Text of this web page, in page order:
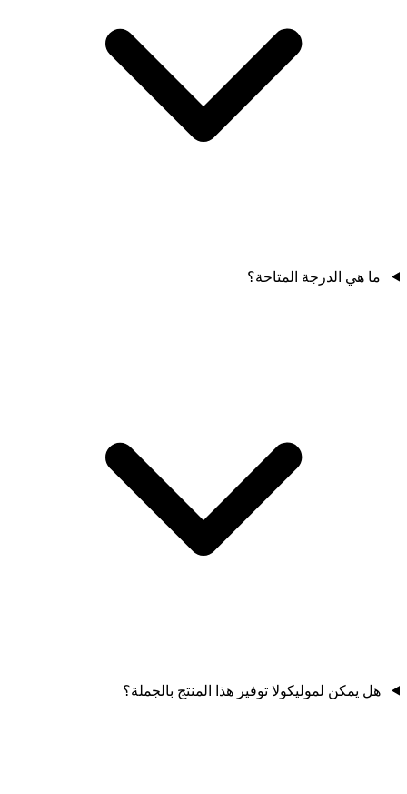
ما هي الدرجة المتاحة؟
هل يمكن لموليكولا توفير هذا المنتج بالجملة؟